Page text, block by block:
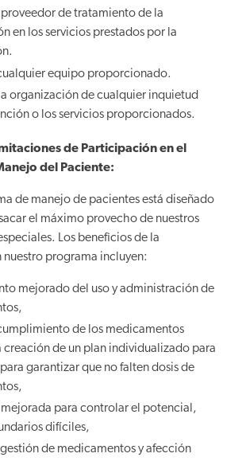
de tratamiento de la
en los servicios prestados por la
equipo proporcionado.
organización de cualquier inquietud
o los servicios proporcionados.
de Participación en el
del Paciente:
de manejo de pacientes está diseñado
el máximo provecho de nuestros
Los beneficios de la
programa incluyen:
mejorado del uso y administración de
de los medicamentos
creación de un plan individualizado para
garantizar que no falten dosis de
para controlar el potencial,
difíciles,
de medicamentos y afección